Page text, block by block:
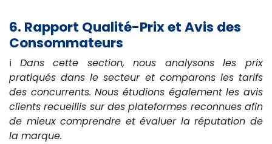
6. Rapport Qualité-Prix et Avis des
Consommateurs
ℹ️ Dans cette section, nous analysons les prix
pratiqués dans le secteur et comparons les tarifs
des concurrents. Nous étudions également les avis
clients recueillis sur des plateformes reconnues afin
de mieux comprendre et évaluer la réputation de
la marque.